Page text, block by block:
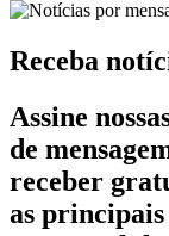
Receba
Assine
de
receber
as principais